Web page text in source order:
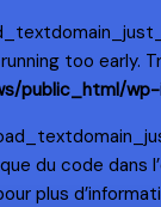
too early.
public_html/
du code
plus